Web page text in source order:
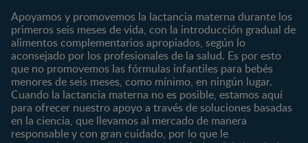
¿Quiénes somos?
Marcas y productos
Nuestros Productos
Nuestras Marcas
Embarazo
Posparto
0 a 4 meses
4 a 6 meses
6 a 8 meses
8 a 12 meses
12 a 24 meses
Desde 2 años
Nutrición
Salud
Maternidad
Paternidad
Vida en familia
Apoyamos y promovemos la lactancia materna durante los
primeros seis meses de vida, con la introducción gradual de
alimentos complementarios apropiados, según lo
aconsejado por los profesionales de la salud. Es por esto
que no promovemos las fórmulas infantiles para bebés
menores de seis meses, como mínimo, en ningún lugar.
Cuando la lactancia materna no es posible, estamos aquí
para ofrecer nuestro apoyo a través de soluciones basadas
en la ciencia, que llevamos al mercado de manera
responsable y con gran cuidado, por lo que le